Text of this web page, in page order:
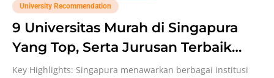
University Recommendation
9 Universitas Murah di Singapura
Yang Top, Serta Jurusan Terbaik
Buat S1!
Key Highlights: Singapura menawarkan berbagai institusi